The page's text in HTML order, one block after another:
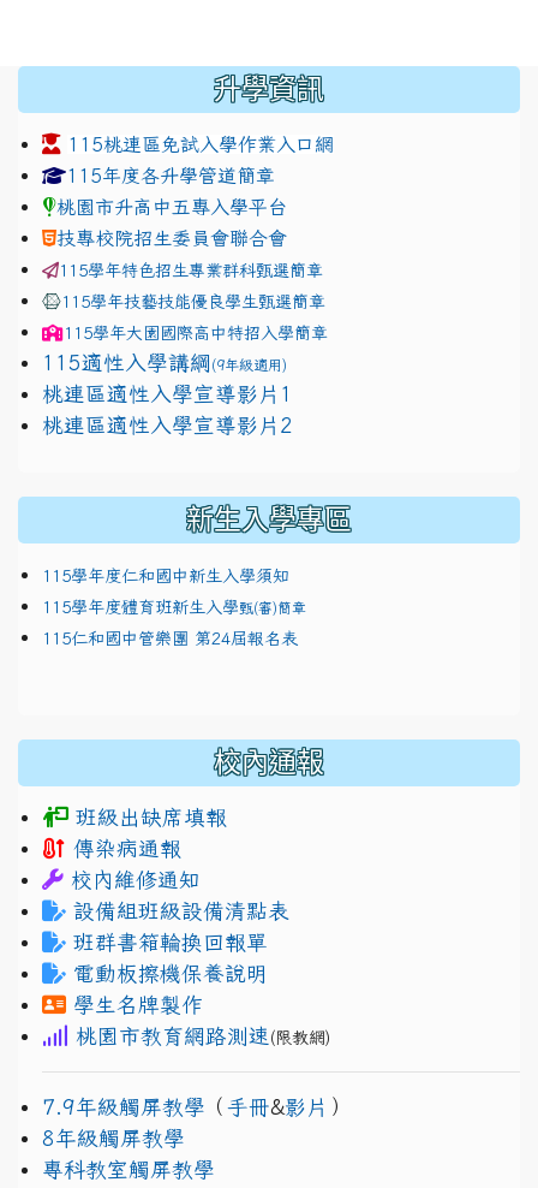
升學資訊
115桃連區免試入學作業入口網
link to https://www.jhjhs.tyc.edu.tw/modules/
115年度各升學管道簡章
桃園市升高中五專入學平台
技專校院招生委員會聯合會
115學年特色招生專業群科甄選簡章
115學年技藝技能優良學生甄選簡章
115學年大園國際高中特招入學簡章
115適性入學講綱 (9年級適用)
link to https://docs.google.com/presentation/d/
桃連區適性入學宣導影片1
link to https://docs.google.com/presentation/d/
桃連區適性入學宣導影片2
新生入學專區
115學年度仁和國中新生入學須知
115學年度體育班新生入學甄(審)簡章
115仁和國中管樂團 第24屆報名表
校內通報
班級出缺席填報
傳染病通報
校內維修通知
設備組班級設備清點表
班群書箱輪換回報單
電動板擦機保養說明
學生名牌製作
桃園市教育網路測速 (限教網)
7.9年級觸屏教學 （ 手冊&影片 ）
8年級觸屏教學
專科教室觸屏教學